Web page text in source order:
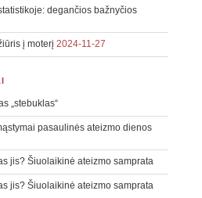
degančios bažnyčios
į moterį 2024-11-27
„stebuklas“
pasaulinės ateizmo dienos
jis? Šiuolaikinė ateizmo samprata
jis? Šiuolaikinė ateizmo samprata